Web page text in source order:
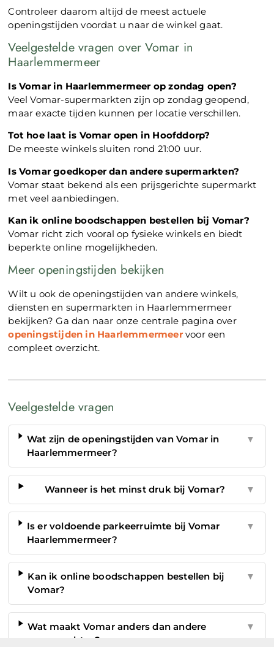
Controleer daarom altijd de meest actuele
openingstijden voordat u naar de winkel gaat.
Veelgestelde vragen over Vomar in
Haarlemmermeer
Is Vomar in Haarlemmermeer op zondag open?
Veel Vomar-supermarkten zijn op zondag geopend,
maar exacte tijden kunnen per locatie verschillen.
Tot hoe laat is Vomar open in Hoofddorp?
De meeste winkels sluiten rond 21:00 uur.
Is Vomar goedkoper dan andere supermarkten?
Vomar staat bekend als een prijsgerichte supermarkt
met veel aanbiedingen.
Kan ik online boodschappen bestellen bij Vomar?
Vomar richt zich vooral op fysieke winkels en biedt
beperkte online mogelijkheden.
Meer openingstijden bekijken
Wilt u ook de openingstijden van andere winkels,
diensten en supermarkten in Haarlemmermeer
bekijken? Ga dan naar onze centrale pagina over
openingstijden in Haarlemmermeervoor een
compleet overzicht.
Veelgestelde vragen
Wat zijn de openingstijden van Vomar in
Haarlemmermeer?
▼
Wanneer is het minst druk bij Vomar? ▼
Is er voldoende parkeerruimte bij Vomar
Haarlemmermeer?
▼
Kan ik online boodschappen bestellen bij
Vomar?
▼
Wat maakt Vomar anders dan andere
supermarkten?
▼